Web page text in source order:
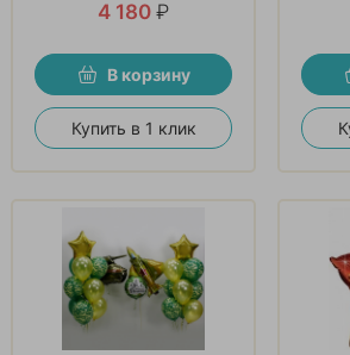
4 180 ₽
В корзину
Купить в 1 клик